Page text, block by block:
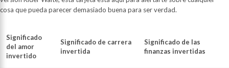
cosa que pueda parecer demasiado buena para ser verdad.
Significado
del amor
invertido
Significado de carrera
invertida
Significado de las
finanzas invertidas